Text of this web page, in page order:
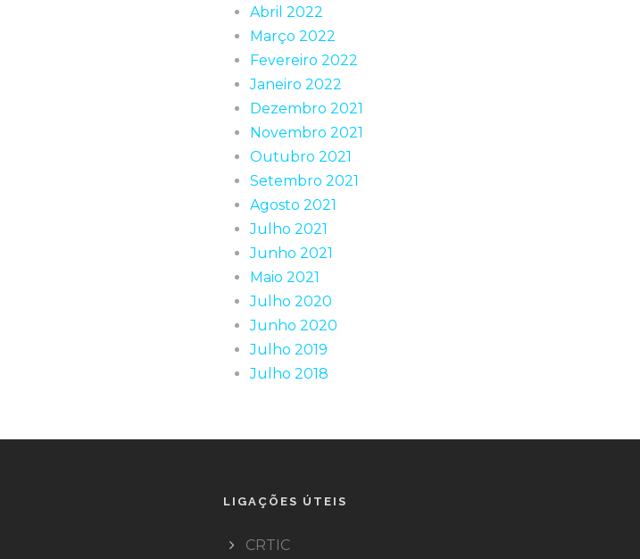
Abril 2022
Março 2022
Fevereiro 2022
Janeiro 2022
Dezembro 2021
Novembro 2021
Outubro 2021
Setembro 2021
Agosto 2021
Julho 2021
Junho 2021
Maio 2021
Julho 2020
Junho 2020
Julho 2019
Julho 2018
LIGAÇÕES ÚTEIS
CRTIC